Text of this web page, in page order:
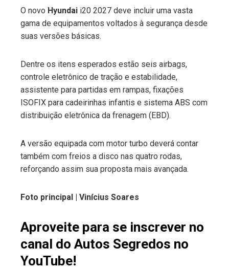
O novo Hyundai i20 2027 deve incluir uma vasta
gama de equipamentos voltados à segurança desde
suas versões básicas.
Dentre os itens esperados estão seis airbags,
controle eletrônico de tração e estabilidade,
assistente para partidas em rampas, fixações
ISOFIX para cadeirinhas infantis e sistema ABS com
distribuição eletrônica da frenagem (EBD).
A versão equipada com motor turbo deverá contar
também com freios a disco nas quatro rodas,
reforçando assim sua proposta mais avançada.
Foto principal | Vinícius Soares
Aproveite para se inscrever no
canal do Autos Segredos no
YouTube!